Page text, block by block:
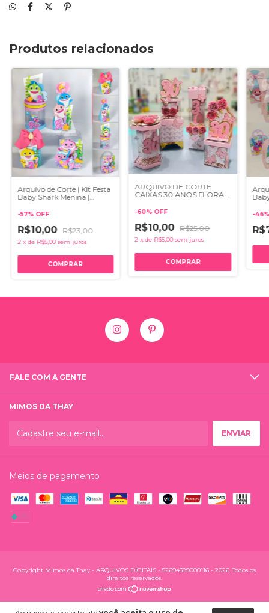
Produtos relacionados
Arquivo de Corte | Kit Festa
Baby Shark Menina |
-57% OFF
R$10,00 R$23,00
2 xde R$5,00 sem juros
ARQUIVO DE CORTE
CAIXAS 30 ANOS FLORAL
-60% OFF
R$10,00 R$25,00
2 xde R$5,00 sem juros
-46
FALE COM A GENTE
MIMOS DA THAY
Meios de pagamento
Copyright Mimos da Thay - ARQUIVOS DIGITAIS - 52694389000116 - 2026. Todos os
direitos reservados.